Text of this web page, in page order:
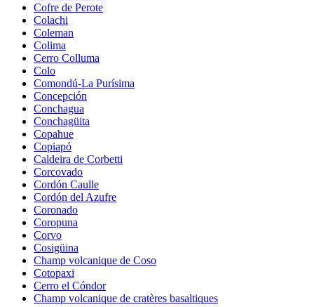
Cofre de Perote
Colachi
Coleman
Colima
Cerro Colluma
Colo
Comondú-La Purísima
Concepción
Conchagua
Conchagüita
Copahue
Copiapó
Caldeira de Corbetti
Corcovado
Cordón Caulle
Cordón del Azufre
Coronado
Coropuna
Corvo
Cosigüina
Champ volcanique de Coso
Cotopaxi
Cerro el Cóndor
Champ volcanique de cratères basaltiques